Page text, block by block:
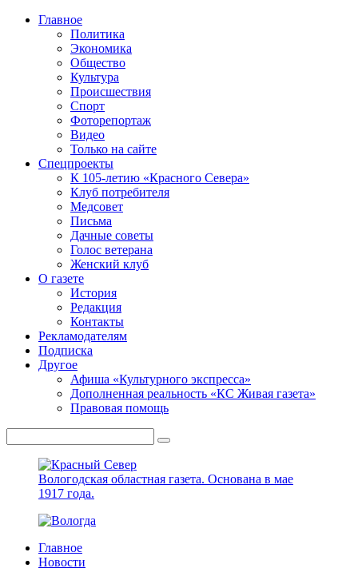
Главное
Политика
Экономика
Общество
Культура
Происшествия
Спорт
Фоторепортаж
Видео
Только на сайте
Спецпроекты
К 105-летию «Красного Севера»
Клуб потребителя
Медсовет
Письма
Дачные советы
Голос ветерана
Женский клуб
О газете
История
Редакция
Контакты
Рекламодателям
Подписка
Другое
Афиша «Культурного экспресса»
Дополненная реальность «КС Живая газета»
Правовая помощь
Вологодская областная газета. Основана в мае
1917 года.
Главное
Новости